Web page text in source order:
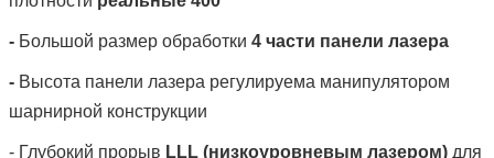
- Большой размер обработки 4 части панели лазера
- Высота панели лазера регулируема манипулятором
шарнирной конструкции
- Глубокий прорыв LLL (низкоуровневым лазером) для